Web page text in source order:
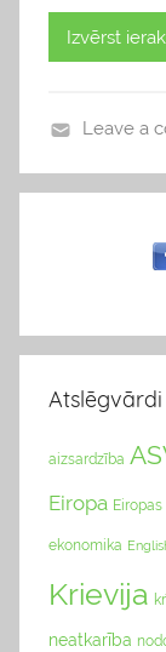
Izvērst
l
Leave a
Atslēgvārdi
aizsardzība
Eiropa
ekonomika
Krievija
neatkarība